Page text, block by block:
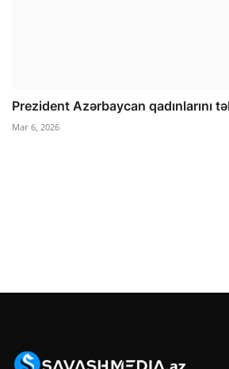
Prezident Azərbaycan qadınlarını
Mar 6, 2026